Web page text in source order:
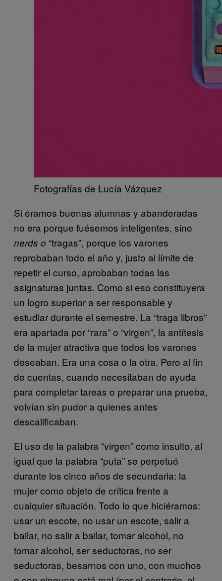
Fotografías de Lucía Vázquez
Si éramos buenas alumnas y abanderadas
no era porque fuésemos inteligentes, sino
nerds o “tragas”, porque los varones
reprobaban todo el año y, justo al límite de
repetir el curso, aprobaban todas las
asignaturas juntas. Como si eso constituyera
un logro superior a ser responsable y
estudiar durante el semestre. La “traga libros”
era apartada por “rara” o “virgen”, la antítesis
de la mujer atractiva que todos los varones
deseaban. Era una cosa o la otra. Pero al fin
de cuentas, cuando necesitaban de ayuda
para completar tareas o preparar una prueba,
volvían sin pudor a quienes antes
descalificaban.
El uso de la palabra “virgen” como insulto, al
igual que la palabra “puta” se perpetuó
durante los cinco años de secundaria: la
mujer como objeto de crítica frente a
cualquier situación. Todo lo que hiciéramos:
usar un escote, no usar un escote, salir a
bailar, no salir a bailar, tomar alcohol, no
tomar alcohol, ser seductoras, no ser
seductoras, besarnos con uno, con muchos